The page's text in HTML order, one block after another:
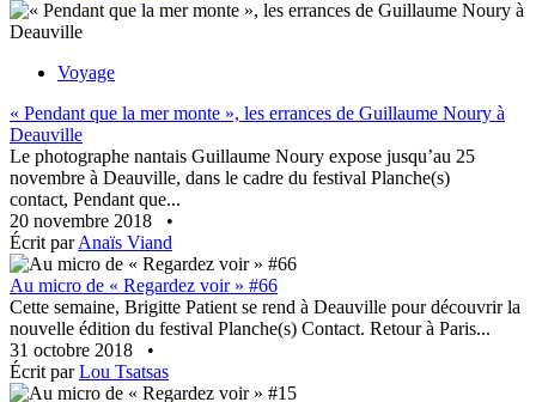
Voyage
« Pendant que la mer monte », les errances de Guillaume Noury à
Deauville
Le photographe nantais Guillaume Noury expose jusqu’au 25
novembre à Deauville, dans le cadre du festival Planche(s)
contact, Pendant que...
20 novembre 2018
•
Écrit parAnaïs Viand
Au micro de « Regardez voir » #66
Cette semaine, Brigitte Patient se rend à Deauville pour découvrir la
nouvelle édition du festival Planche(s) Contact. Retour à Paris...
31 octobre 2018
•
Écrit parLou Tsatsas